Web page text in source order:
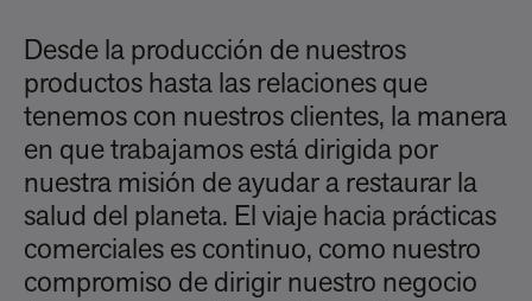
Desde la producción de nuestros
productos hasta las relaciones que
tenemos con nuestros clientes, la manera
en que trabajamos está dirigida por
nuestra misión de ayudar a restaurar la
salud del planeta. El viaje hacia prácticas
comerciales es continuo, como nuestro
compromiso de dirigir nuestro negocio